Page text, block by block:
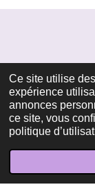
Ce site utilise
expérience
annonces
ce site, vous
politique
© 2022 Henné
Créé avec